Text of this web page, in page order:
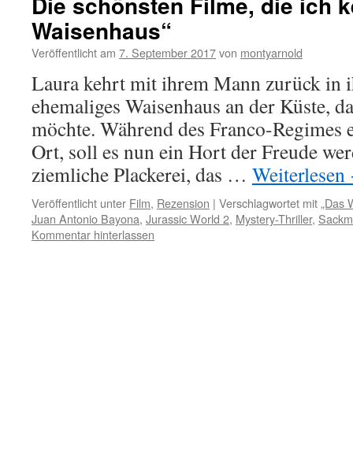
Waisenhaus“
Veröffentlicht am 7. September 2017von montyarnold
Laura kehrt mit ihrem Mann zurück in
ehemaliges Waisenhaus an der Küste,
möchte. Während des Franco-
Ort, soll es nun ein Hort der Freude
ziemliche Plackerei, das … Weiterlesen
Veröffentlicht unter Film, Rezension | Verschlagwortet mit „Das
Juan Antonio Bayona, Jurassic World 2, Mystery-Thriller,
Kommentar hinterlassen